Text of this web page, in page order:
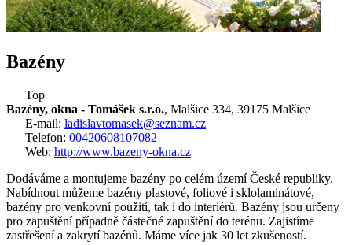
Bazény
Top
Bazény, okna - Tomášek s.r.o., Malšice 334, 39175 Malšice
E-mail: ladislavtomasek@seznam.cz
Telefon: 00420608107082
Web: http://www.bazeny-okna.cz
Dodáváme a montujeme bazény po celém území České republiky.
Nabídnout můžeme bazény plastové, foliové i sklolaminátové,
bazény pro venkovní použití, tak i do interiérů. Bazény jsou určeny
pro zapuštění případně částečné zapuštění do terénu. Zajistíme
zastřešení a zakrytí bazénů. Máme více jak 30 let zkušeností.